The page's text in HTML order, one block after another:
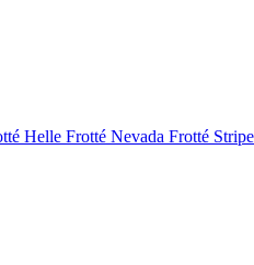
Helle Frotté Nevada Frotté